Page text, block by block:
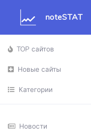
noteSTAT
TOP сайтов
Новые сайты
Категории
Новости